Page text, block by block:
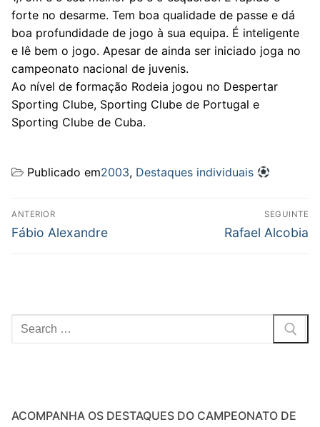
forte no desarme. Tem boa qualidade de passe e dá
boa profundidade de jogo à sua equipa. É inteligente
e lê bem o jogo. Apesar de ainda ser iniciado joga no
campeonato nacional de juvenis.
Ao nível de formação Rodeia jogou no Despertar
Sporting Clube, Sporting Clube de Portugal e
Sporting Clube de Cuba.
Publicado em2003, Destaques individuais
Navegação
de
ANTERIOR
Previous
Fábio Alexandre
SEGUINTE
Next
Rafael Alcobia
Pesquisar
por:
ACOMPANHA OS DESTAQUES DO CAMPEONATO DE